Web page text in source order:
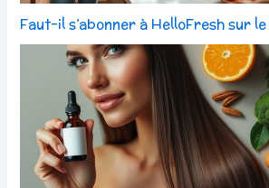
Faut-il s’abonner à HelloFresh sur